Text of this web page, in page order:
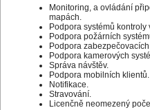
Monitoring, a ovládání
mapách.
Podpora systémů kontroly
Podpora požárních
Podpora
Podpora kamerových
Správa návštěv.
Podpora mobilních klientů.
Notifikace.
Stravování.
Licenčně neomezený